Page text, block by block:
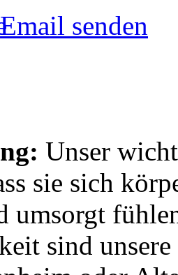
senden
Unser
sie sich
umsorgt
sind